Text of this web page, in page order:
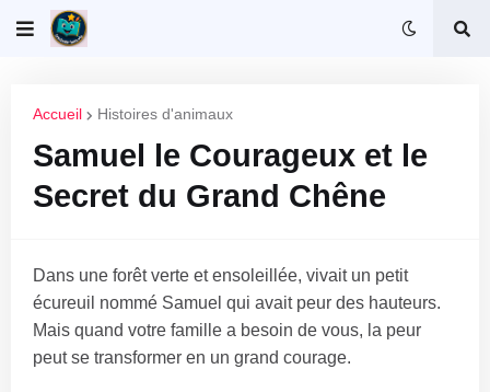
Accueil Histoires d'animaux
Samuel le Courageux et le
Secret du Grand Chêne
Dans une forêt verte et ensoleillée, vivait un petit
écureuil nommé Samuel qui avait peur des hauteurs.
Mais quand votre famille a besoin de vous, la peur
peut se transformer en un grand courage.